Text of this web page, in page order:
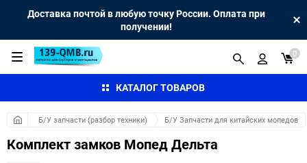
Доставка почтой в любую точку России. Оплата при
получении!
КАТАЛОГ ТОВАРОВ
0
Б/У запчасти (разбор техники) Б/У Запчасти для китайских мопедов
Комплект замков Мопед Дельта